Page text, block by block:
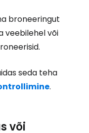
broneeringut
veebilehel või
seda teha
.
või